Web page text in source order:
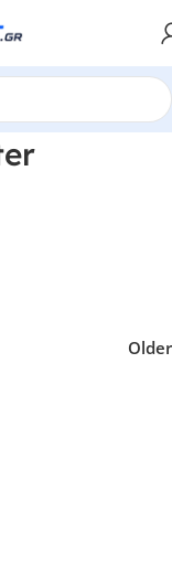
Older